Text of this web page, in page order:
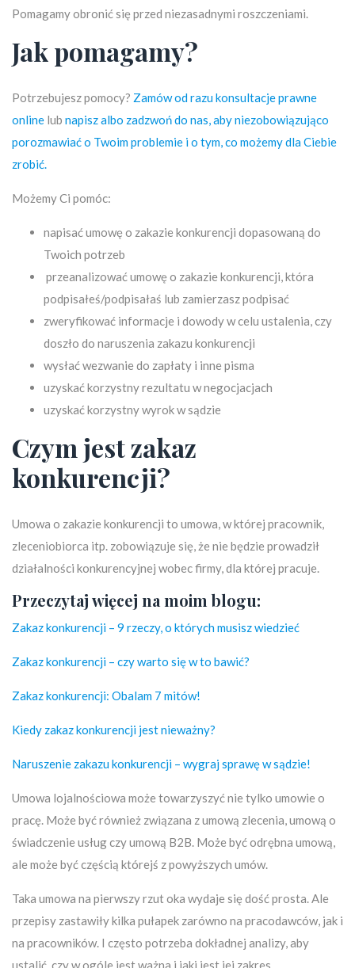
Pomagamy obronić się przed niezasadnymi roszczeniami.
Jak pomagamy?
Potrzebujesz pomocy? Zamów od razu konsultacje prawne
online lub napisz albo zadzwoń do nas, aby niezobowiązująco
porozmawiać o Twoim problemie i o tym, co możemy dla Ciebie
zrobić.
Możemy Ci pomóc:
napisać umowę o zakazie konkurencji dopasowaną do
Twoich potrzeb
przeanalizować umowę o zakazie konkurencji, która
podpisałeś/podpisałaś lub zamierzasz podpisać
zweryfikować informacje i dowody w celu ustalenia, czy
doszło do naruszenia zakazu konkurencji
wysłać wezwanie do zapłaty i inne pisma
uzyskać korzystny rezultatu w negocjacjach
uzyskać korzystny wyrok w sądzie
Czym jest zakaz
konkurencji?
Umowa o zakazie konkurencji to umowa, w której pracownik,
zleceniobiorca itp. zobowiązuje się, że nie będzie prowadził
działalności konkurencyjnej wobec firmy, dla której pracuje.
Przeczytaj więcej na moim blogu:
Zakaz konkurencji – 9 rzeczy, o których musisz wiedzieć
Zakaz konkurencji – czy warto się w to bawić?
Zakaz konkurencji: Obalam 7 mitów!
Kiedy zakaz konkurencji jest nieważny?
Naruszenie zakazu konkurencji – wygraj sprawę w sądzie!
Umowa lojalnościowa może towarzyszyć nie tylko umowie o
pracę. Może być również związana z umową zlecenia, umową o
świadczenie usług czy umową B2B. Może być odrębna umową,
ale może być częścią którejś z powyższych umów.
Taka umowa na pierwszy rzut oka wydaje się dość prosta. Ale
przepisy zastawiły kilka pułapek zarówno na pracodawców, jak i
na pracowników. I często potrzeba dokładnej analizy, aby
ustalić, czy w ogóle jest ważna i jaki jest jej zakres.